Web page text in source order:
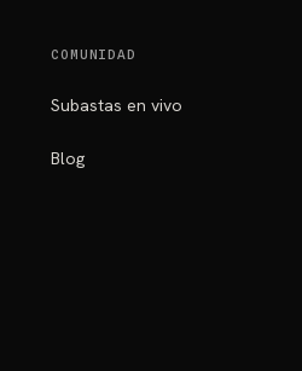
COMUNIDAD
Subastas en vivo
Blog